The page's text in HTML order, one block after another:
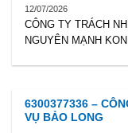
12/07/2026
CÔNG TY TRÁCH
NGUYÊN MẠNH
6300377336 –
VỤ BẢO LONG